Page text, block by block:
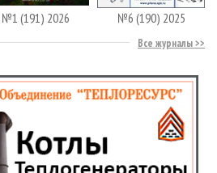
№1 (191) 2026 №6 (190) 2025
Все журналы